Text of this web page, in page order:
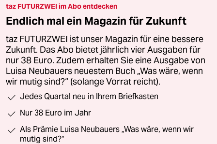
taz FUTURZWEI im Abo entdecken
Endlich mal ein Magazin für Zukunft
taz FUTURZWEI ist unser Magazin für eine bessere
Zukunft. Das Abo bietet jährlich vier Ausgaben für
nur 38 Euro. Zudem erhalten Sie eine Ausgabe von
Luisa Neubauers neuestem Buch „Was wäre, wenn
wir mutig sind?“ (solange Vorrat reicht).
Jedes Quartal neu in Ihrem Briefkasten
Nur 38 Euro im Jahr
Als Prämie Luisa Neubauers „Was wäre, wenn wir
mutig sind?“